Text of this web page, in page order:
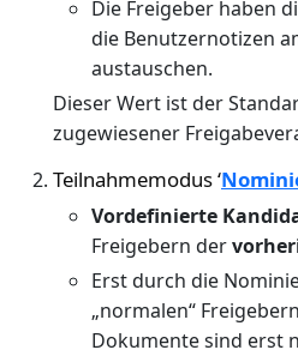
Die Freigeber haben
die Benutzernotizen
austauschen.
Dieser Wert ist der
zugewiesener
Teilnahmemodus ‘
Vordefinierte
Freigebern der
Erst durch die
„normalen“
Dokumente sind erst